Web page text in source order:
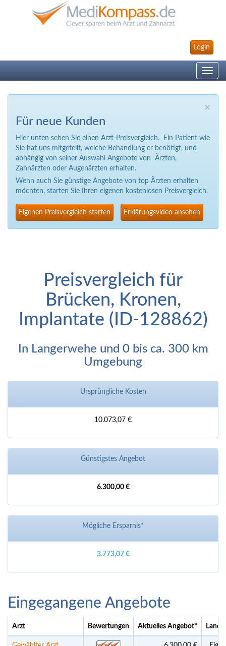
Login
Toggle
×
Für neue Kunden
Hier unten sehen Sie einen Arzt-Preisvergleich. Ein Patient wie
Sie hat uns mitgeteilt, welche Behandlung er benötigt, und
abhängig von seiner Auswahl Angebote von Ärzten,
Zahnärzten oder Augenärzten erhalten.
Wenn auch Sie günstige Angebote von top Ärzten erhalten
möchten, starten Sie Ihren eigenen kostenlosen Preisvergleich.
Eigenen Preisvergleich starten Erklärungsvideo ansehen
Preisvergleich für
Brücken, Kronen,
Implantate (ID-128862)
In Langerwehe und 0 bis ca. 300 km
Umgebung
Ursprüngliche Kosten
10.073,07 €
Günstigstes Angebot
6.300,00 €
Mögliche Ersparnis*
3.773,07 €
Eingegangene Angebote
Arzt Bewertungen Aktuelles Angebot* Land